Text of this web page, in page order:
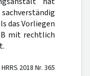
das Vorliegen
mit rechtlich
HRRS 2018 Nr. 365